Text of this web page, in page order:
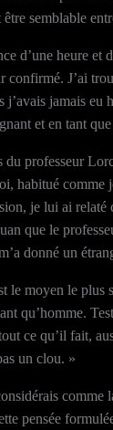
semblable
d’une heure et
J’ai
j’avais jamais
et en tant
professeur
habitué
je lui ai relaté
que le
donné un
le moyen le
qu’homme.
ce qu’il fait,
un clou. »
pensée